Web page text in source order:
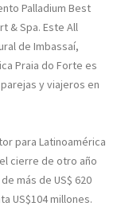
Palladium Best
& Spa. Este All
de Imbassaí,
Praia do Forte es
y viajeros en
para Latinoamérica
cierre de otro año
más de US$ 620
US$104 millones.